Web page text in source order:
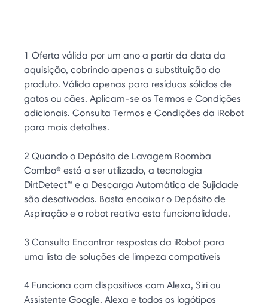
1 Oferta válida por um ano a partir da data da
aquisição, cobrindo apenas a substituição do
produto. Válida apenas para resíduos sólidos de
gatos ou cães. Aplicam-se os Termos e Condições
adicionais. Consulta Termos e Condições da iRobot
para mais detalhes.
2 Quando o Depósito de Lavagem Roomba
Combo® está a ser utilizado, a tecnologia
DirtDetect™ e a Descarga Automática de Sujidade
são desativadas. Basta encaixar o Depósito de
Aspiração e o robot reativa esta funcionalidade.
3 Consulta Encontrar respostas da iRobot para
uma lista de soluções de limpeza compatíveis
4 Funciona com dispositivos com Alexa, Siri ou
Assistente Google. Alexa e todos os logótipos